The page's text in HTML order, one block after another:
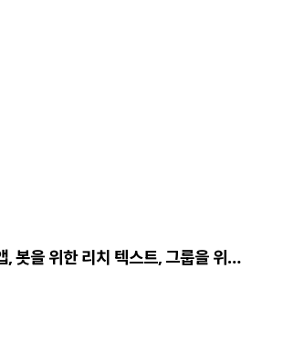
, 봇을 위한 리치 텍스트, 그룹을 위…